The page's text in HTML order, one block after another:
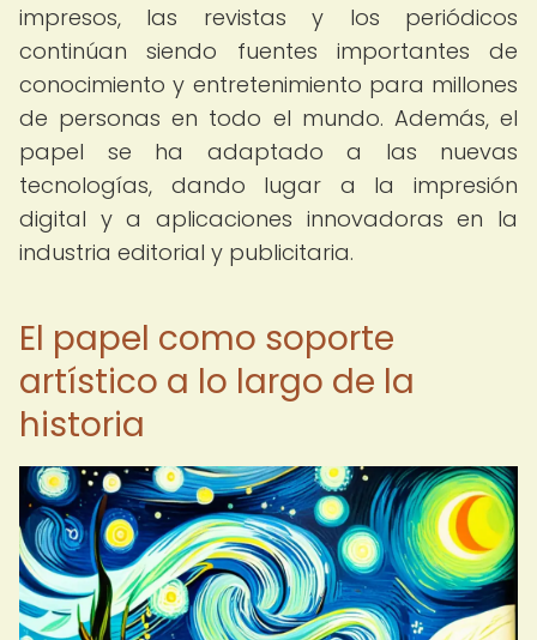
impresos, las revistas y los periódicos
continúan siendo fuentes importantes de
conocimiento y entretenimiento para millones
de personas en todo el mundo. Además, el
papel se ha adaptado a las nuevas
tecnologías, dando lugar a la impresión
digital y a aplicaciones innovadoras en la
industria editorial y publicitaria.
El papel como soporte
artístico a lo largo de la
historia